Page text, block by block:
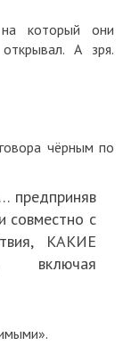
который они
А зря.
чёрным по
предприняв
совместно с
КАКИЕ
включая